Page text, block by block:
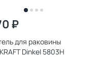
₽
для раковины
Dinkel 5803H